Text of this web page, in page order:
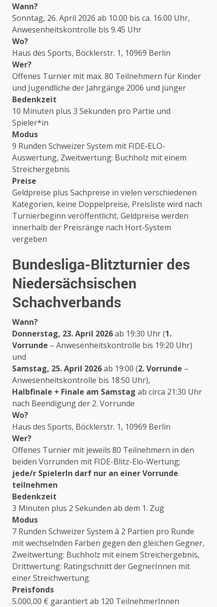
Wann?
Sonntag, 26. April 2026 ab 10.00 bis ca. 16.00 Uhr,
Anwesenheitskontrolle bis 9.45 Uhr
Wo?
Haus des Sports, Böcklerstr. 1, 10969 Berlin
Wer?
Offenes Turnier mit max. 80 Teilnehmern für Kinder
und Jugendliche der Jahrgänge 2006 und jünger
Bedenkzeit
10 Minuten plus 3 Sekunden pro Partie und
Spieler*in
Modus
9 Runden Schweizer System mit FIDE-ELO-
Auswertung, Zweitwertung: Buchholz mit einem
Streichergebnis
Preise
Geldpreise plus Sachpreise in vielen verschiedenen
Kategorien, keine Doppelpreise, Preisliste wird nach
Turnierbeginn veröffentlicht, Geldpreise werden
innerhalb der Preisränge nach Hort-System
vergeben
Bundesliga-Blitzturnier des
Niedersächsischen
Schachverbands
Wann?
Donnerstag, 23. April 2026ab 19:30 Uhr (1.
Vorrunde – Anwesenheitskontrolle bis 19:20 Uhr)
und
Samstag, 25. April 2026ab 19:00 (2. Vorrunde –
Anwesenheitskontrolle bis 18:50 Uhr),
Halbfinale + Finale am Samstag ab circa 21:30 Uhr
nach Beendigung der 2. Vorrunde
Wo?
Haus des Sports, Böcklerstr. 1, 10969 Berlin
Wer?
Offenes Turnier mit jeweils 80 Teilnehmern in den
beiden Vorrunden mit FIDE-Blitz-Elo-Wertung;
jede/r SpielerIn darf nur an einer Vorrunde
teilnehmen
Bedenkzeit
3 Minuten plus 2 Sekunden ab dem 1. Zug
Modus
7 Runden Schweizer System à 2 Partien pro Runde
mit wechselnden Farben gegen den gleichen Gegner,
Zweitwertung: Buchholz mit einem Streichergebnis,
Drittwertung: Ratingschnitt der GegnerInnen mit
einer Streichwertung.
Preisfonds
5.000,00 € garantiert ab 120 TeilnehmerInnen